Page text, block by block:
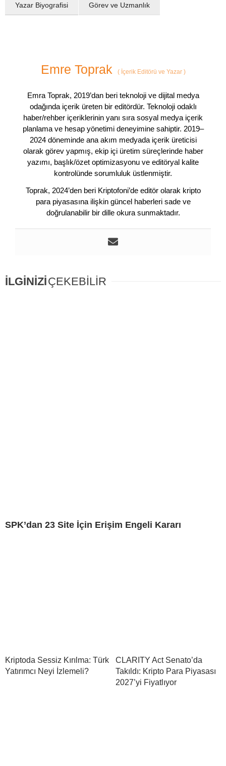
Yazar Biyografisi Görev ve Uzmanlık
Emre Toprak (İçerik Editörü ve Yazar )
Emra Toprak, 2019’dan beri teknoloji ve dijital medya
odağında içerik üreten bir editördür. Teknoloji odaklı
haber/rehber içeriklerinin yanı sıra sosyal medya içerik
planlama ve hesap yönetimi deneyimine sahiptir. 2019–
2024 döneminde ana akım medyada içerik üreticisi
olarak görev yapmış, ekip içi üretim süreçlerinde haber
yazımı, başlık/özet optimizasyonu ve editöryal kalite
kontrolünde sorumluluk üstlenmiştir.
Toprak, 2024’den beri Kriptofoni’de editör olarak kripto
para piyasasına ilişkin güncel haberleri sade ve
doğrulanabilir bir dille okura sunmaktadır.
İLGİNİZİÇEKEBİLİR
SPK’dan 23 Site İçin Erişim Engeli Kararı
Kriptoda Sessiz Kırılma: Türk
Yatırımcı Neyi İzlemeli?
CLARITY Act Senato’da
Takıldı: Kripto Para Piyasası
2027’yi Fiyatlıyor